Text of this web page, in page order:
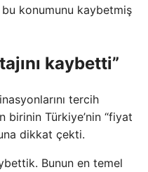
konumunu kaybetmiş
kaybetti”
tercih
birinin Türkiye’nin “fiyat
dikkat çekti.
Bunun en temel